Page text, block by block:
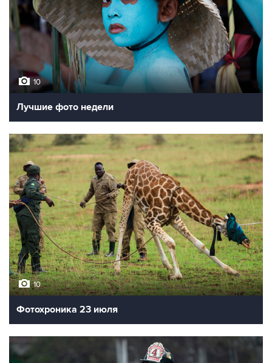
10
Лучшие фото недели
10
Фотохроника 23 июля